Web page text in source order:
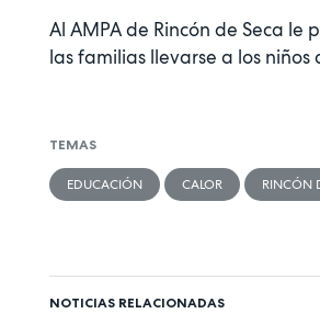
Al AMPA de Rincón de Seca
las familias llevarse a los
TEMAS
EDUCACIÓN CALOR RINCÓN
NOTICIAS RELACIONADAS